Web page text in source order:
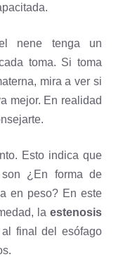
nene tenga un
toma. Si toma
mira a ver si
mejor. En realidad
Esto indica que
¿En forma de
en peso? En este
la estenosis
final del esófago